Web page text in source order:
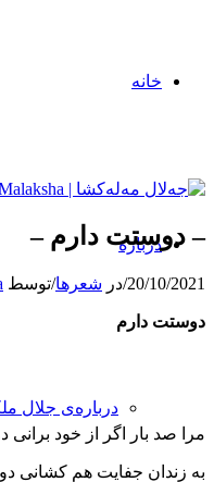
خانه
درباره
درباره‌ی جلال
– دوستت دارم –
20/10/2021
/در شعرها/توسط
دوستت دارم
مرا صد بار اگر از خود
به زندان جفایت هم كشانی